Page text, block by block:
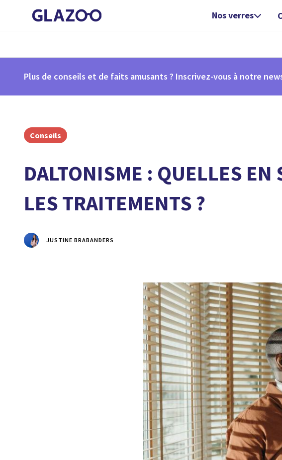
Nos verres
Plus de conseils et de faits amusants ? Inscrivez-vous à notre
Conseils
DALTONISME : QUELLES EN
LES TRAITEMENTS ?
JUSTINE BRABANDERS